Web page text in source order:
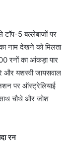
5 बल्लेबाजों पर
नाम देखने को मिलता
रनों का आंकड़ा पार
और यशस्वी जायसवाल
पर ऑस्ट्रेलियाई
साथ चौथे और जोश
रन